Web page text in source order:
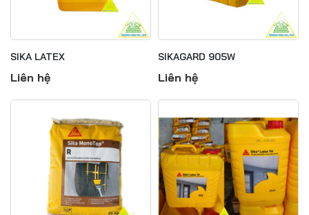
SIKA LATEX
Liên hệ
SIKAGARD 905W
Liên hệ